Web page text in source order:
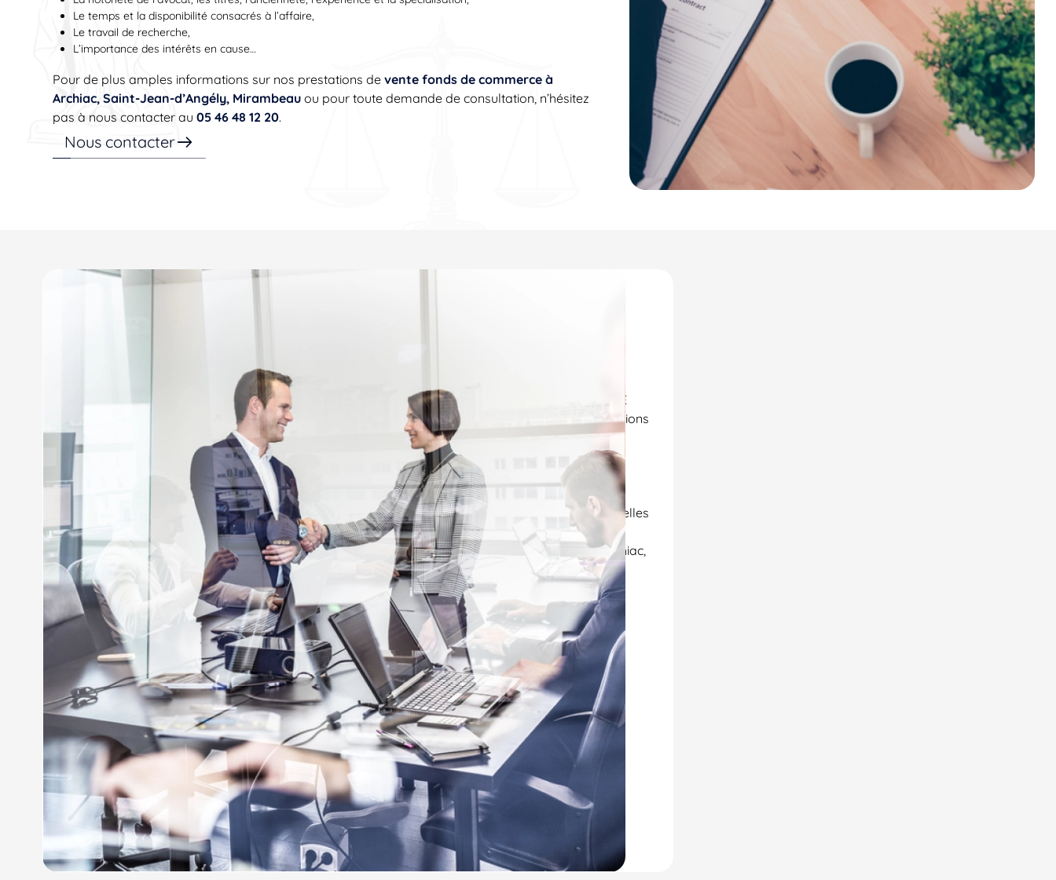
Le temps et la disponibilité consacrés à l’affaire,
Le travail de recherche,
L’importance des intérêts en cause…
Pour de plus amples informations sur nos prestations devente fonds de commerce à
Archiac, Saint-Jean-d’Angély, Mirambeauou pour toute demande de consultation, n’hésitez
pas à nous contacter au 05 46 48 12 20.
Nous contacter
Sollicitez notre savoir-faire en vente fonds de
Bénéficiant d’une expertise de plus de 35 années dans une pluralité de secteurs juridiques, MAÎTRE
CHAULLET DIDIER se distingue par sa réactivité à l’égard de vos exigences. Qu’il s’agisse de questions
touchant au domaine du droit des affaires, il se tient à vos côtés pour vous apporter un soutien
infaillible et trouver des solutions rapides à l’ensemble de vos problématiques.
Notre juriste spécialisé en droit viticole démontre également une compétence avérée dans la
résolution de litiges liés audroit du vin et de la vigne.Nous intervenons dans plusieurs localités telles
qu’Angoulême, Gensac-la-Pallue, Barbezieux-Saint-Hilaire, Jarnac, Saint-Yrieix-sur-Charente, Vars,
Reignac en Charente (16), La Rochelle, Jonzac, Matha, Beauvais-sur-Matha, Saintes, Chaniers, Archiac,
Saint-Jean-d’Angély, Mirambeau et Sonnac en Charente-Maritime (17).
Faites valoir vos droits